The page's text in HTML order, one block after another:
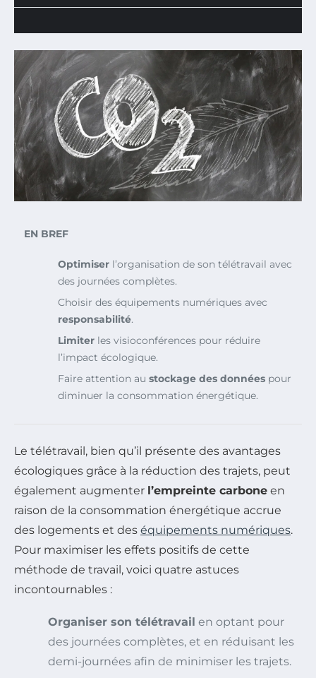
EN BREF
Optimiser l’organisation de son télétravail avec
des journées complètes.
Choisir des équipements numériques avec
responsabilité.
Limiter les visioconférences pour réduire
l’impact écologique.
Faire attention au stockage des données pour
diminuer la consommation énergétique.
Le télétravail, bien qu’il présente des avantages
écologiques grâce à la réduction des trajets, peut
également augmenter l’empreinte carbone en
raison de la consommation énergétique accrue
des logements et des équipements numériques.
Pour maximiser les effets positifs de cette
méthode de travail, voici quatre astuces
incontournables :
Organiser son télétravail en optant pour
des journées complètes, et en réduisant les
demi-journées afin de minimiser les trajets.